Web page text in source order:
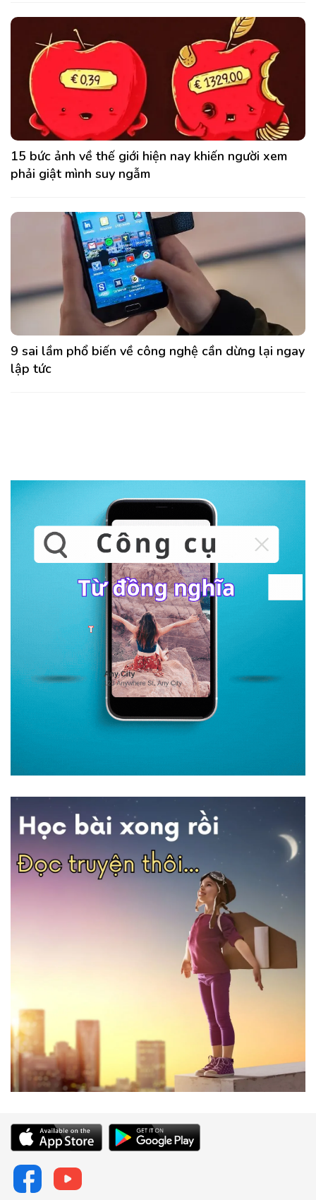
15 bức ảnh về thế giới hiện nay khiến người xem
phải giật mình suy ngẫm
9 sai lầm phổ biến về công nghệ cần dừng lại ngay
lập tức